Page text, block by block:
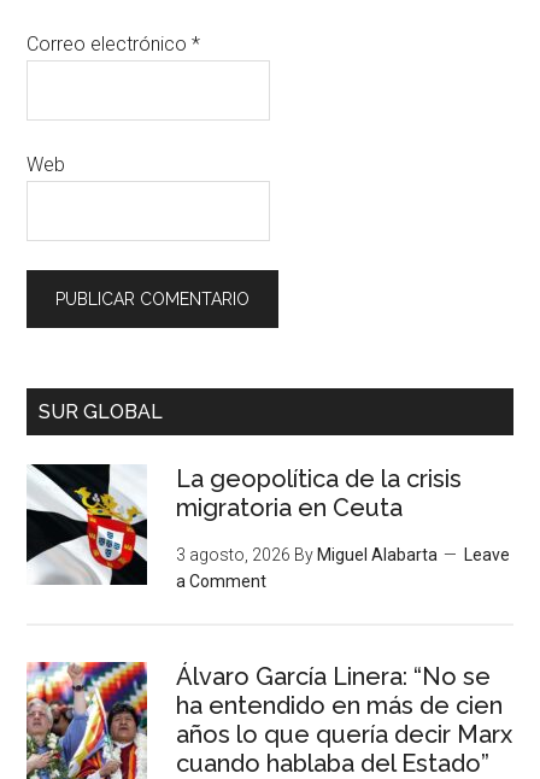
Correo electrónico*
Web
SUR GLOBAL
La geopolítica de la crisis
migratoria en Ceuta
3 agosto, 2026 By Miguel Alabarta
Leave
a Comment
Álvaro García Linera: “No se
ha entendido en más de cien
años lo que quería decir Marx
cuando hablaba del Estado”